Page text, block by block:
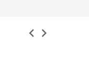
chevron_left chevron_right